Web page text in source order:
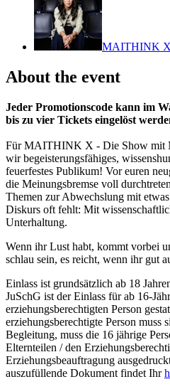
MAITHINK
About the event
Jeder Promotionscode kann im
bis zu vier Tickets eingelöst
Für MAITHINK X - Die Show mit
wir begeisterungsfähiges,
feuerfestes Publikum! Vor euren
die Meinungsbremse voll
Themen zur Abwechslung mit
Diskurs oft fehlt: Mit
Unterhaltung.
Wenn ihr Lust habt, kommt vorbei
schlau sein, es reicht, wenn ihr gut
Einlass ist grundsätzlich ab 18
JuSchG ist der Einlass für ab 16-
erziehungsberechtigten Person
erziehungsberechtigte Person muss
Begleitung, muss die 16 jährige
Elternteilen / den
Erziehungsbeauftragung
auszufüllende Dokument findet Ihr